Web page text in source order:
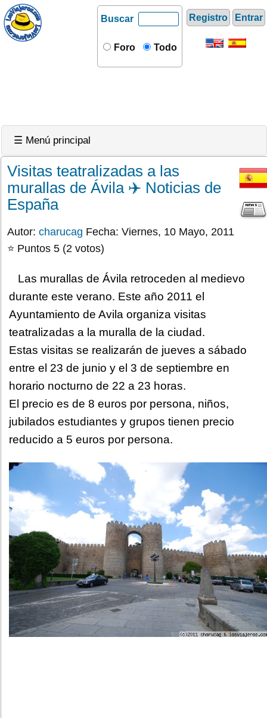
Registro Entrar
Buscar
Foro Todo
☰ Menú principal
Visitas teatralizadas a las
murallas de Ávila ✈️ Noticias de
España
Autor: charucag Fecha: Viernes, 10 Mayo, 2011
⭐ Puntos 5 (2 votos)
Las murallas de Ávila retroceden al medievo
durante este verano. Este año 2011 el
Ayuntamiento de Avila organiza visitas
teatralizadas a la muralla de la ciudad.
Estas visitas se realizarán de jueves a sábado
entre el 23 de junio y el 3 de septiembre en
horario nocturno de 22 a 23 horas.
El precio es de 8 euros por persona, niños,
jubilados estudiantes y grupos tienen precio
reducido a 5 euros por persona.